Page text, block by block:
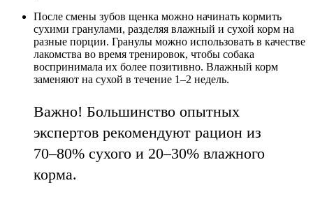
После смены зубов щенка можно начинать кормить
сухими гранулами, разделяя влажный и сухой корм на
разные порции. Гранулы можно использовать в качестве
лакомства во время тренировок, чтобы собака
воспринимала их более позитивно. Влажный корм
заменяют на сухой в течение 1–2 недель.
Важно! Большинство опытных
экспертов рекомендуют рацион из
70–80% сухого и 20–30% влажного
корма.